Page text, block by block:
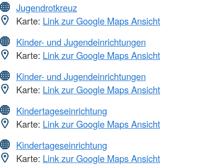
Jugendrotkreuz
Karte: Link zur Google Maps Ansicht
Kinder- und Jugendeinrichtungen
Karte: Link zur Google Maps Ansicht
Kinder- und Jugendeinrichtungen
Karte: Link zur Google Maps Ansicht
Kindertageseinrichtung
Karte: Link zur Google Maps Ansicht
Kindertageseinrichtung
Karte: Link zur Google Maps Ansicht